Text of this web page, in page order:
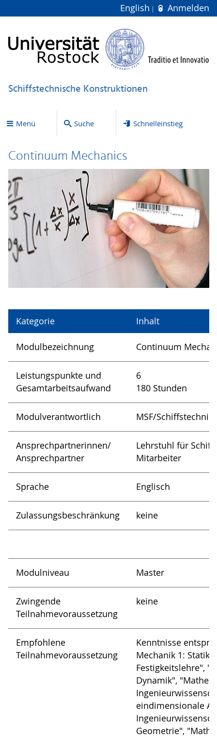
English Anmelden
Schiffstechnische Konstruktionen
Menü Suche Schnelleinstieg
Continuum Mechanics
Kategorie Inhalt
Modulbezeichnung Continuum
Leistungspunkte und
Gesamtarbeitsaufwand
6
180 Stunden
Modulverantwortlich MSF/
Ansprechpartnerinnen/
Ansprechpartner
Lehrstuhl für
Mitarbeiter
Sprache Englisch
Zulassungsbeschränkung keine
Modulniveau Master
Zwingende
Teilnahmevoraussetzung
keine
Empfohlene
Teilnahmevoraussetzung
Kenntnisse
Mechanik 1:
Festigkeitslehre",
Dynamik",
eindimensionale
Geometrie",